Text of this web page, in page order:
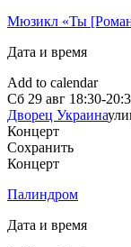
Мюзикл «Ты
Дата и время
Add to calendar
Сб 29 авг 18:30-
Дворец Украина
Концерт
Сохранить
Концерт
Палиндром
Дата и время